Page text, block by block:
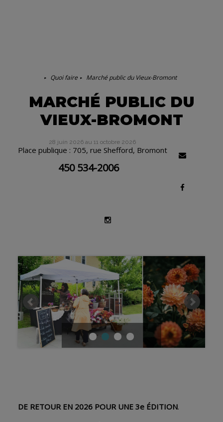
Quoi faire Marché public du Vieux-Bromont
MARCHÉ PUBLIC DU
VIEUX-BROMONT
28 juin 2026 au 11 octobre 2026
Place publique : 705, rue Shefford, Bromont
450 534-2006
DE RETOUR EN 2026 POUR UNE 3e ÉDITION.